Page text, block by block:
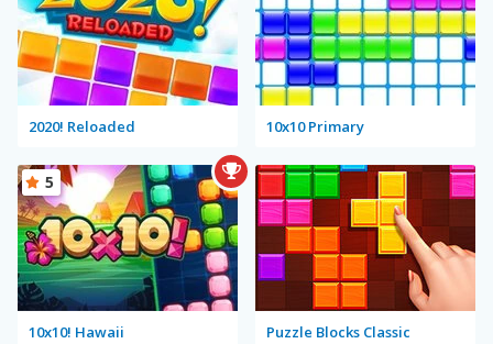
2020! Reloaded 10x10 Primary
10x10! Hawaii
5
Puzzle Blocks Classic